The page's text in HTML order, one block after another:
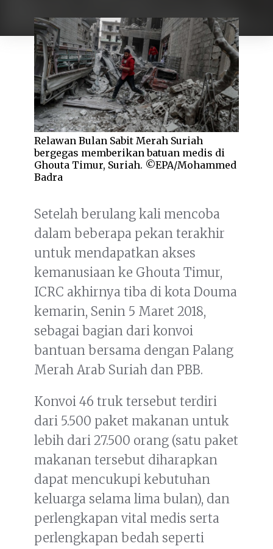
Relawan Bulan Sabit Merah Suriah
bergegas memberikan batuan medis di
Ghouta Timur, Suriah. ©EPA/Mohammed
Badra
Setelah berulang kali mencoba
dalam beberapa pekan terakhir
untuk mendapatkan akses
kemanusiaan ke Ghouta Timur,
ICRC akhirnya tiba di kota Douma
kemarin, Senin 5 Maret 2018,
sebagai bagian dari konvoi
bantuan bersama dengan Palang
Merah Arab Suriah dan PBB.
Konvoi 46 truk tersebut terdiri
dari 5.500 paket makanan untuk
lebih dari 27.500 orang (satu paket
makanan tersebut diharapkan
dapat mencukupi kebutuhan
keluarga selama lima bulan), dan
perlengkapan vital medis serta
perlengkapan bedah seperti